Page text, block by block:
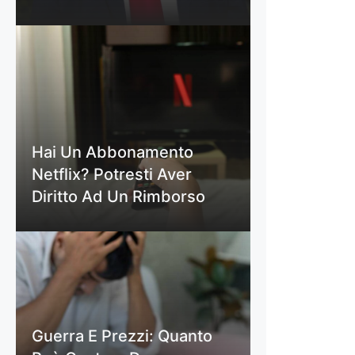
Hai Un Abbonamento
Netflix? Potresti Aver
Diritto Ad Un Rimborso
Guerra E Prezzi: Quanto